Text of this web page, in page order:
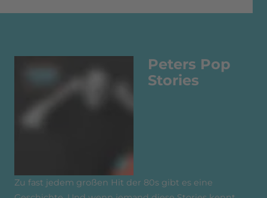
Peters Pop
Stories
Zu fast jedem großen Hit der 80s gibt es eine